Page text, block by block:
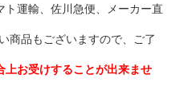
ト運輸、佐川急便、メーカー直
商品もございますので、ご了
上お受けすることが出来ませ